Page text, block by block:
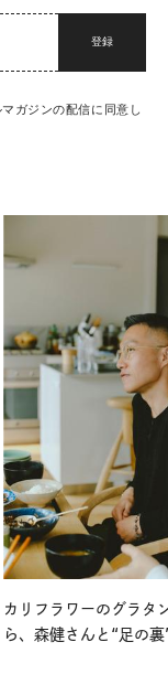
登録
ガジンの配信に同意し
カリフラワーのグラタ
ら、森健さんと“足の